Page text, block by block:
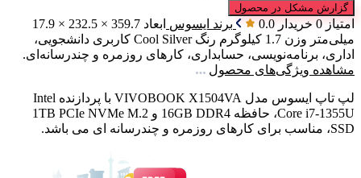
گزارش مشکل در محصول
امتیاز 0 خریدار 0.0 برند ایسوس ابعاد
359.7 × 232.5 × 17.9
میلی‌متر وزن 1.7 کیلوگرم رنگ Cool Silver کاربری دانشجویی،
اداری، برنامه‌نویسی، حسابداری، کارهای روزمره و چندرسانه‌ای.
مشاهده ویژگی‌های محصول
لپ تاپ ایسوس مدل VIVOBOOK X1504VA با پردازنده Intel
Core i7-1355U، حافظه 16GB DDR4 و 1TB PCIe NVMe M.2
SSD، مناسب برای کارهای روزمره و چندرسانه ای می باشد.